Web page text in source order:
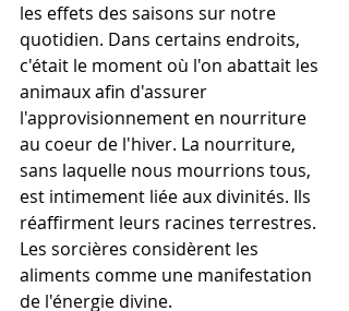
les effets des saisons sur notre
quotidien. Dans certains endroits,
c'était le moment où l'on abattait les
animaux afin d'assurer
l'approvisionnement en nourriture
au coeur de l'hiver. La nourriture,
sans laquelle nous mourrions tous,
est intimement liée aux divinités. Ils
réaffirment leurs racines terrestres.
Les sorcières considèrent les
aliments comme une manifestation
de l'énergie divine.